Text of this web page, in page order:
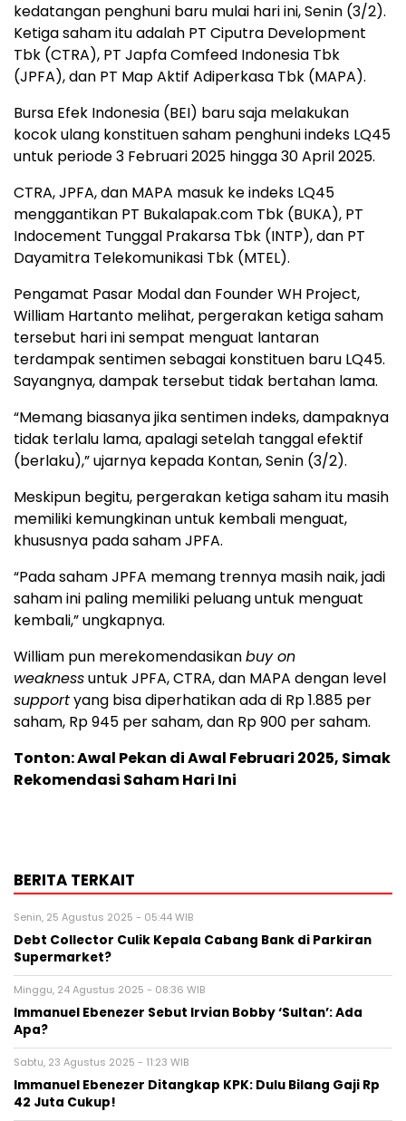
kedatangan penghuni baru mulai hari ini, Senin (3/2).
Ketiga saham itu adalah PT Ciputra Development
Tbk (CTRA), PT Japfa Comfeed Indonesia Tbk
(JPFA), dan PT Map Aktif Adiperkasa Tbk (MAPA).
Bursa Efek Indonesia (BEI) baru saja melakukan
kocok ulang konstituen saham penghuni indeks LQ45
untuk periode 3 Februari 2025 hingga 30 April 2025.
CTRA, JPFA, dan MAPA masuk ke indeks LQ45
menggantikan PT Bukalapak.com Tbk (BUKA), PT
Indocement Tunggal Prakarsa Tbk (INTP), dan PT
Dayamitra Telekomunikasi Tbk (MTEL).
Pengamat Pasar Modal dan Founder WH Project,
William Hartanto melihat, pergerakan ketiga saham
tersebut hari ini sempat menguat lantaran
terdampak sentimen sebagai konstituen baru LQ45.
Sayangnya, dampak tersebut tidak bertahan lama.
“Memang biasanya jika sentimen indeks, dampaknya
tidak terlalu lama, apalagi setelah tanggal efektif
(berlaku),” ujarnya kepada Kontan, Senin (3/2).
Meskipun begitu, pergerakan ketiga saham itu masih
memiliki kemungkinan untuk kembali menguat,
khususnya pada saham JPFA.
“Pada saham JPFA memang trennya masih naik, jadi
saham ini paling memiliki peluang untuk menguat
kembali,” ungkapnya.
William pun merekomendasikanbuy on
weaknessuntuk JPFA, CTRA, dan MAPA dengan level
supportyang bisa diperhatikan ada di Rp 1.885 per
saham, Rp 945 per saham, dan Rp 900 per saham.
Tonton: Awal Pekan di Awal Februari 2025, Simak
Rekomendasi Saham Hari Ini
BERITA TERKAIT
Senin, 25 Agustus 2025 - 05:44 WIB
Debt Collector Culik Kepala Cabang Bank di Parkiran
Supermarket?
Minggu, 24 Agustus 2025 - 08:36 WIB
Immanuel Ebenezer Sebut Irvian Bobby ‘Sultan’: Ada
Apa?
Sabtu, 23 Agustus 2025 - 11:23 WIB
Immanuel Ebenezer Ditangkap KPK: Dulu Bilang Gaji Rp
42 Juta Cukup!